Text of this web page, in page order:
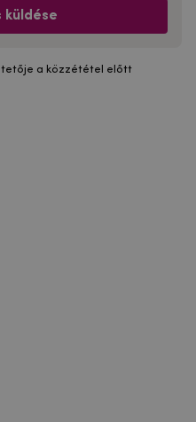
küldése
a közzététel előtt